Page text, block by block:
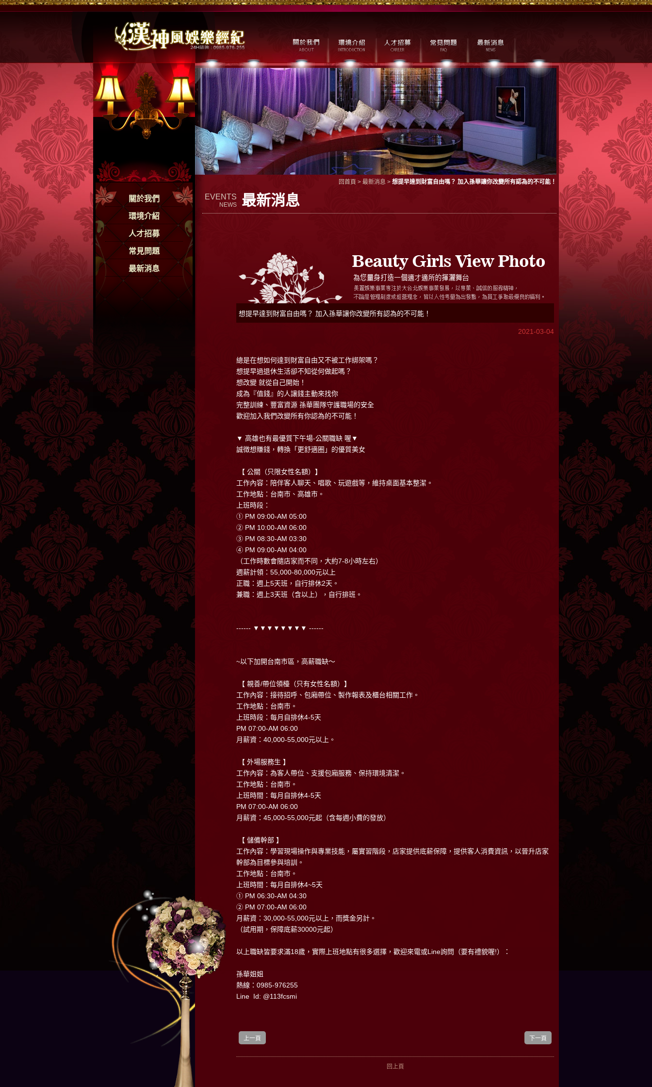
關於我們
環境介紹
人才招募
常見問題
最新消息
回首頁 > 最新消息 > 想提早達到財富自由嗎？ 加入孫華讓你改變所有認為的不可能！
EVENTS
NEWS 最新消息
想提早達到財富自由嗎？ 加入孫華讓你改變所有認為的不可能！
2021-03-04
總是在想如何達到財富自由又不被工作綁架嗎？
想提早過退休生活卻不知從何做起嗎？
想改變 就從自己開始！
成為『值錢』的人讓錢主動來找你
完整訓練、豐富資源 孫華團隊守護職場的安全
歡迎加入我們改變所有你認為的不可能！
▼ 高雄也有最優質下午場-公關職缺 喔▼
誠徴想賺錢，轉換「更舒適圈」的優質美女
【 公關（只限女性名額）】
工作內容：陪伴客人聊天、唱歌、玩遊戲等，維持桌面基本整潔。
工作地點：台南市、高雄市。
上班時段：
① PM 09:00-AM 05:00
② PM 10:00-AM 06:00
③ PM 08:30-AM 03:30
④ PM 09:00-AM 04:00
（工作時數會隨店家而不同，大約7-8小時左右）
週薪計領：55,000-80,000元以上
正職：週上5天班，自行排休2天。
兼職：週上3天班（含以上），自行排班。
------ ▼▼▼▼▼▼▼▼ ------
~以下加開台南市區，高薪職缺～
【 親善/帶位領檯（只有女性名額）】
工作內容：接待招呼、包廂帶位、製作報表及櫃台相關工作。
工作地點：台南市。
上班時段：每月自排休4-5天
PM 07:00-AM 06:00
月薪資：40,000-55,000元以上。
【 外場服務生 】
工作內容：為客人帶位、支援包廂服務、保持環境清潔。
工作地點：台南市。
上班時間：每月自排休4-5天
PM 07:00-AM 06:00
月薪資：45,000-55,000元起（含每週小費的發放）
【 儲備幹部 】
工作內容：學習現場操作與專業技能，屬實習階段，店家提供底薪保障，提供客人消費資訊，以晉升店家
幹部為目標參與培訓。
工作地點：台南市。
上班時間：每月自排休4~5天
① PM 06:30-AM 04:30
② PM 07:00-AM 06:00
月薪資：30,000-55,000元以上，而獎金另計。
（試用期，保障底薪30000元起）
以上職缺皆要求滿18歲，實際上班地點有很多選擇，歡迎來電或Line詢問（要有禮貌喔!）：
孫華姐姐
熱線：0985-976255
Line Id: @113fcsmi
上一頁 下一頁
回上頁